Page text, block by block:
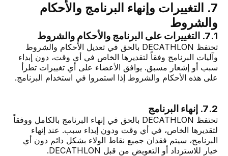
7. التغييرات وإنهاء البرنامج والأحكام
والشروط
7.1. التغييرات على البرنامج والأحكام والشروط
تحتفظ DECATHLON بالحق في تعديل الأحكام والشروط
وآليات البرنامج وفقاً لتقديرها الخاص في أي وقت، دون إبداء
سبب أو إشعار مسبق. يوافق الأعضاء على أي تغييرات تطرأ
على هذه الأحكام والشروط إذا استمروا في استخدام البرنامج.
7.2. إنهاء البرنامج
تحتفظ DECATHLON بالحق في إنهاء البرنامج بالكامل ووفقاً
لتقديرها الخاص، في أي وقت ودون إبداء سبب. عند إنهاء
البرنامج، سيتم فقدان جميع نقاط الولاء بشكل دائم دون أي
خيار للاسترداد أو التعويض من قبل DECATHLON.